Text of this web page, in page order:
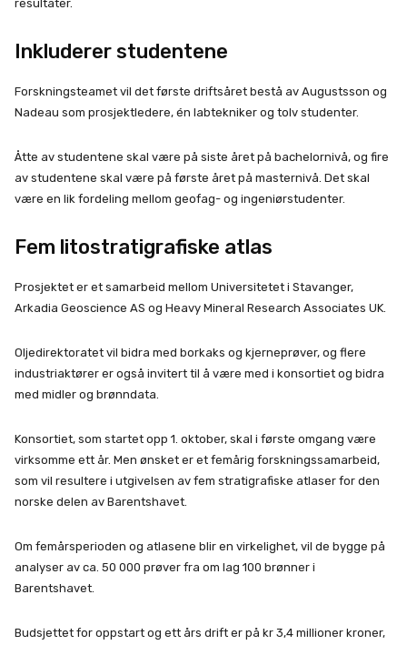
resultater.
Inkluderer studentene
Forskningsteamet vil det første driftsåret bestå av Augustsson og
Nadeau som prosjektledere, én labtekniker og tolv studenter.
Åtte av studentene skal være på siste året på bachelornivå, og fire
av studentene skal være på første året på masternivå. Det skal
være en lik fordeling mellom geofag- og ingeniørstudenter.
Fem litostratigrafiske atlas
Prosjektet er et samarbeid mellom Universitetet i Stavanger,
Arkadia Geoscience AS og Heavy Mineral Research Associates UK.
Oljedirektoratet vil bidra med borkaks og kjerneprøver, og flere
industriaktører er også invitert til å være med i konsortiet og bidra
med midler og brønndata.
Konsortiet, som startet opp 1. oktober, skal i første omgang være
virksomme ett år. Men ønsket er et femårig forskningssamarbeid,
som vil resultere i utgivelsen av fem stratigrafiske atlaser for den
norske delen av Barentshavet.
Om femårsperioden og atlasene blir en virkelighet, vil de bygge på
analyser av ca. 50 000 prøver fra om lag 100 brønner i
Barentshavet.
Budsjettet for oppstart og ett års drift er på kr 3,4 millioner kroner,